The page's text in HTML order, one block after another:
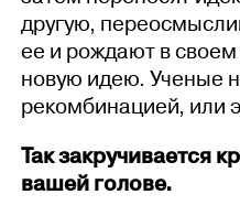
другую,
ее и рождают в
новую идею. Ученые
рекомбинацией, или
Так закручивается
вашей голове.